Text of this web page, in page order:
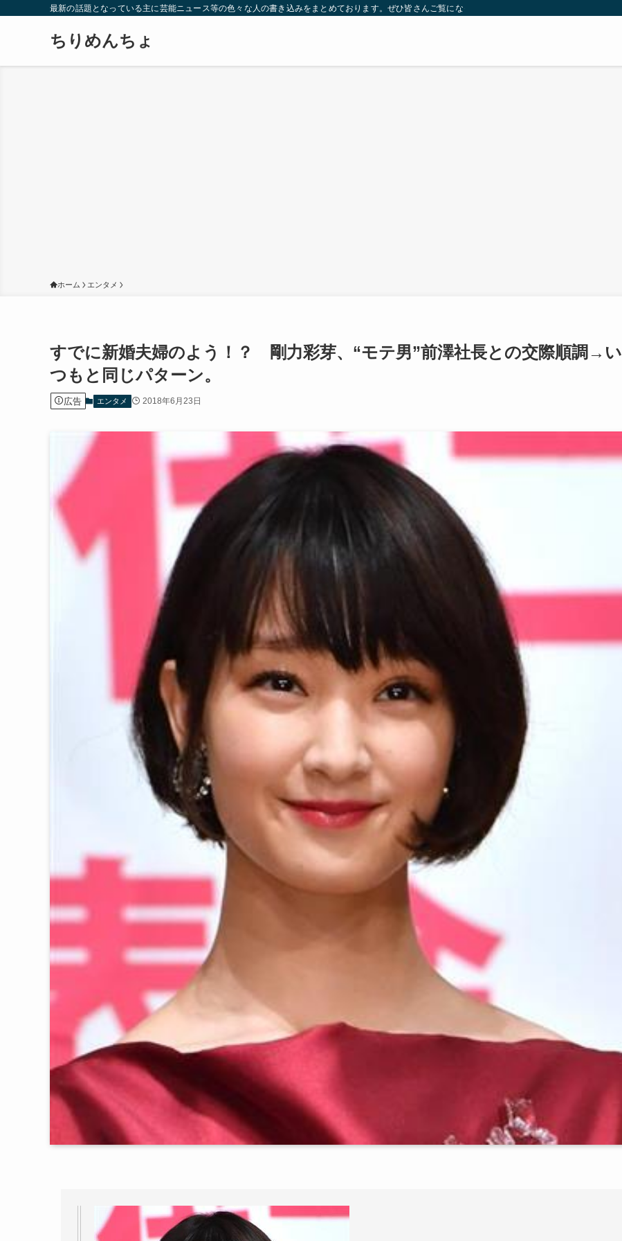
最新の話題となっている主に芸能ニュース等の色々な人の書き込みをまとめております。ぜひ皆さんご覧になっていってください。
ちりめんちょ
ホーム エンタメ
すでに新婚夫婦のよう！？ 剛力彩芽、“モテ男”前澤社長との交際順調→い
つもと同じパターン。
広告 エンタメ 2018年6月23日